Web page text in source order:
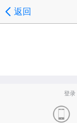
返回
登录